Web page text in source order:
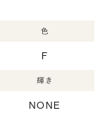
色
F
輝き
NONE